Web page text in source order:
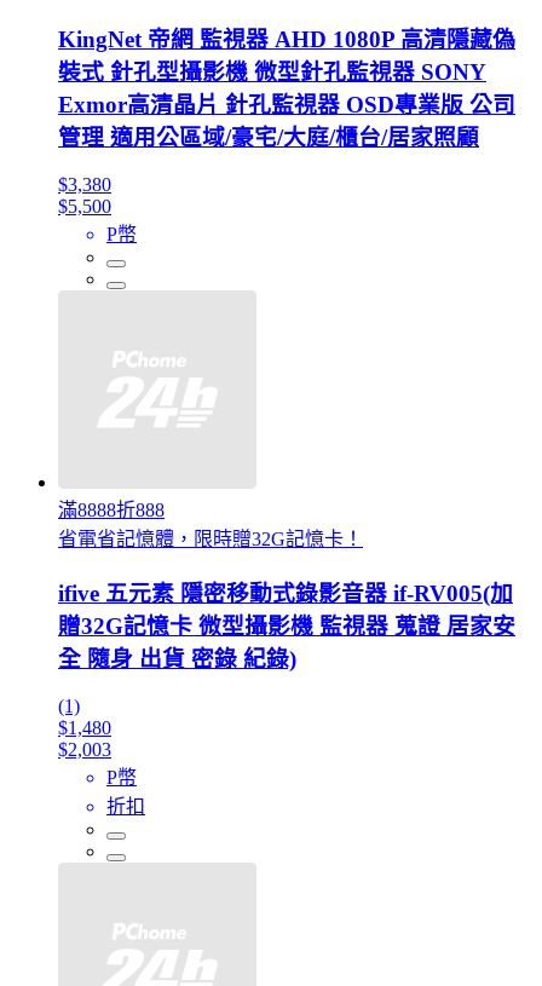
KingNet 帝網 監視器 AHD 1080P 高清隱藏偽
裝式 針孔型攝影機 微型針孔監視器 SONY
Exmor高清晶片 針孔監視器 OSD專業版 公司
管理 適用公區域/豪宅/大庭/櫃台/居家照顧
$3,380
$5,500
P幣
滿8888折888
省電省記憶體，限時贈32G記憶卡！
ifive 五元素 隱密移動式錄影音器 if-RV005(加
贈32G記憶卡 微型攝影機 監視器 蒐證 居家安
全 隨身 出貨 密錄 紀錄)
(1)
$1,480
$2,003
P幣
折扣